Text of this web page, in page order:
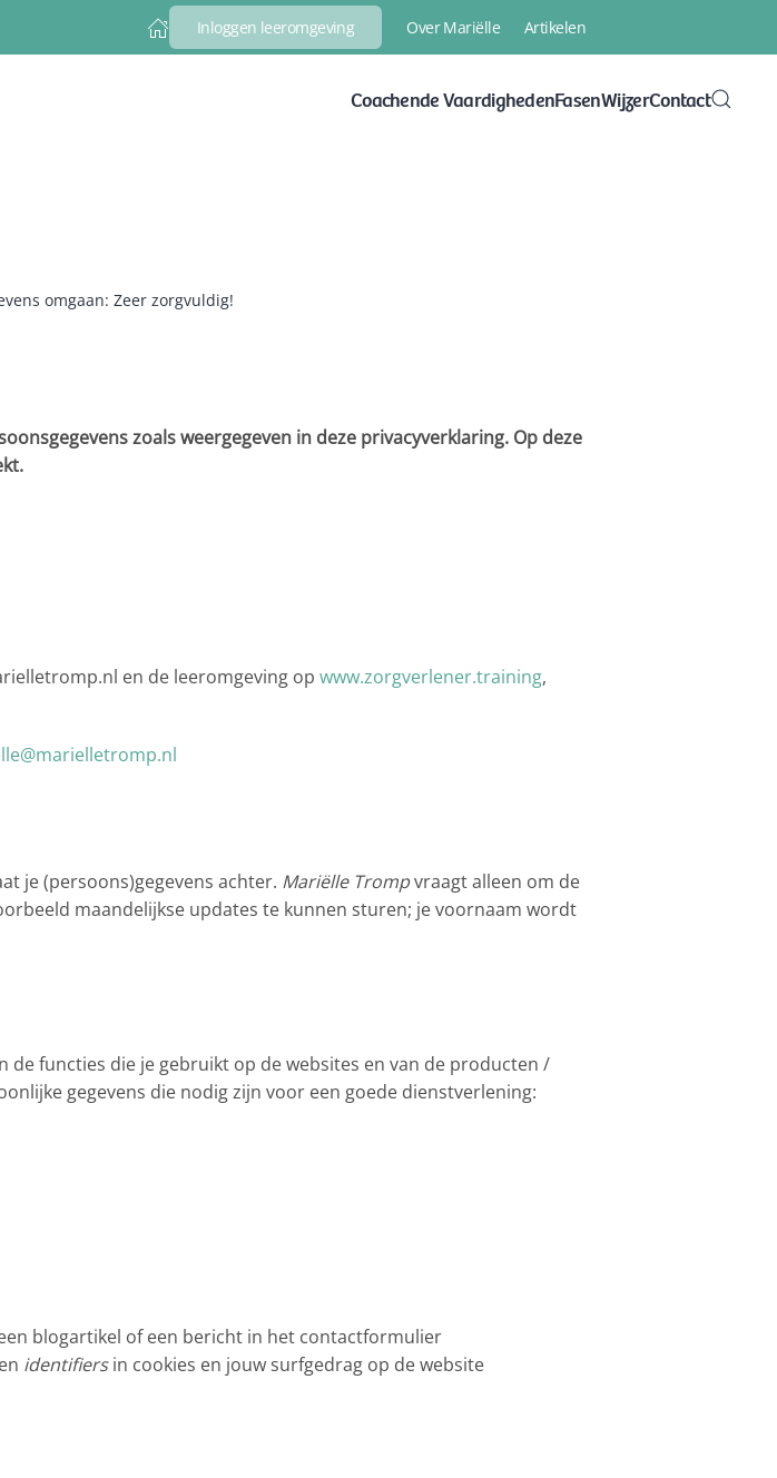
Inloggen leeromgeving Over Mariëlle Artikelen
Coachende VaardighedenFasenWijzerContact
omgaan: Zeer zorgvuldig!
zoals weergegeven in deze privacyverklaring. Op deze
en de leeromgeving op www.zorgverlener.training,
je (persoons)gegevens achter. Mariëlle Trompvraagt alleen om de
maandelijkse updates te kunnen sturen; je voornaam wordt
de functies die je gebruikt op de websites en van de producten /
gegevens die nodig zijn voor een goede dienstverlening:
blogartikel of een bericht in het contactformulier
identifiers in cookies en jouw surfgedrag op de website